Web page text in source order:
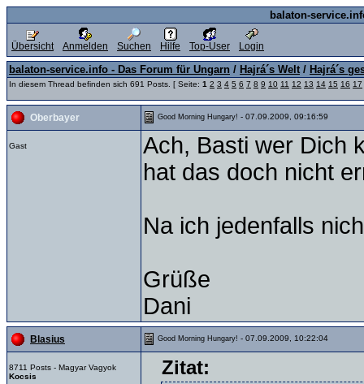
balaton-
Übersicht Anmelden Suchen Hilfe Top-User Login
balaton-service.info - Das Forum für Ungarn / Hajrá´s Welt / Hajrá´s
In diesem Thread befinden sich 691 Posts. [ Seite: 1 2 3 4 5 6 7 8 9 10 11 12 13 14 15 16 17
Oberbayer Good Morning Hungary! - 07.09.2009, 09:16:59
Gast
Ach, Basti wer Dich
hat das doch nicht
Na ich jedenfalls
Grüße
Dani
Blasius Good Morning Hungary! - 07.09.2009, 10:22:04
8711 Posts - Magyar Vagyok
Kocsis
Zitat: